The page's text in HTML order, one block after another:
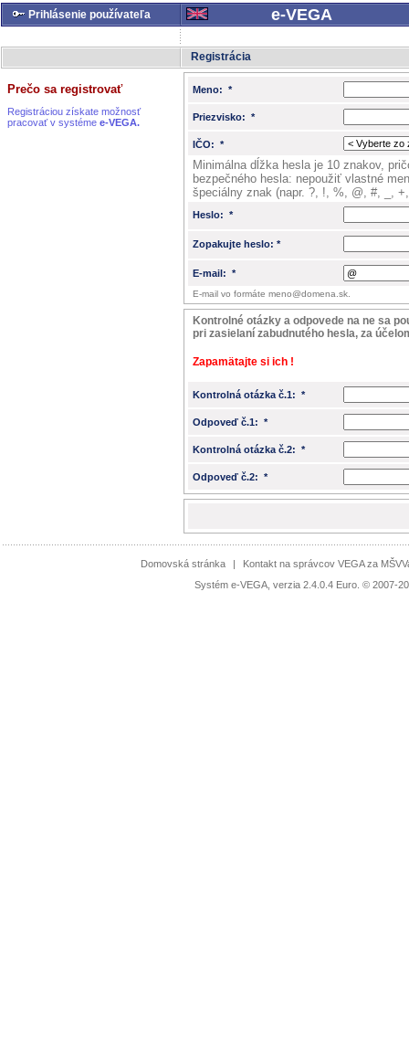
Prihlásenie používateľa e-VEGA
Registrácia
Prečo sa registrovať
Registráciou získate možnosť
pracovať v systéme e-VEGA.
Meno: *
Priezvisko: *
IČO: *
Minimálna dĺžka hesla je 10 znakov,
bezpečného hesla: nepoužiť vlastné meno, použiť veľké a malé písmeno, číslicu a
špeciálny znak (napr. ?, !, %, @, #, _,
Heslo: *
Zopakujte heslo: *
E-mail: *
E-mail vo formáte meno@domena.sk.
Kontrolné otázky a odpovede na ne sa
pri zasielaní zabudnutého hesla, za
Zapamätajte si ich !
Kontrolná otázka č.1: *
Odpoveď č.1: *
Kontrolná otázka č.2: *
Odpoveď č.2: *
Domovská stránka |
Kontakt na správcov VEGA za
Systém e-VEGA, verzia 2.4.0.4 Euro. © 2007-